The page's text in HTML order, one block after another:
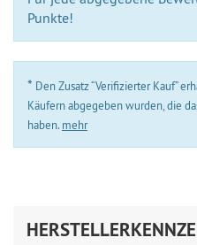
Punkte!
* Den Zusatz “Verifizierter Kauf”
Käufern abgegeben wurden, die
haben. mehr